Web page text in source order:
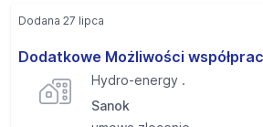
Dodatkowe Możliwości
Hydro-energy .
Sanok
Dodana 27 lipca